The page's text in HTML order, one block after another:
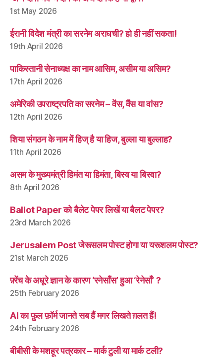
1st May 2026
ईरानी विदेश मंत्री का सरनेम अराघची? हो ही नहीं सकता!
19th April 2026
पाकिस्तानी सेनाध्यक्ष का नाम आसिम, असीम या असिम?
17th April 2026
अमेरिकी उपराष्ट्रपति का सरनेम – वेंस, वैंस या वांस?
12th April 2026
शिया संगठन के नाम में हिज् है या हिज, बुल्ला या बुल्लाह?
11th April 2026
असम के मुख्यमंत्री हिमंत या हिमंता, बिस्व या बिस्वा?
8th April 2026
Ballot Paper को बैलेट पेपर लिखें या बैलट पेपर?
23rd March 2026
Jerusalem Post जेरूसलम पोस्ट होगा या यरूशलम पोस्ट?
21st March 2026
फ़्रेंच के अधूरे ज्ञान के कारण ‘रनेसाँस’ हुआ ‘रेनेसाँ’ ?
25th February 2026
AI का फ़ुल फ़ॉर्म जानते सब हैं मगर लिखते ग़लत हैं!
24th February 2026
बीबीसी के मशहूर पत्रकार – मार्क टुली या मार्क टली?